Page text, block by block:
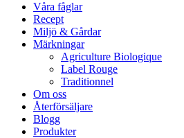
Våra fåglar
Recept
Miljö & Gårdar
Märkningar
Agriculture Biologique
Label Rouge
Traditionnel
Om oss
Återförsäljare
Blogg
Produkter